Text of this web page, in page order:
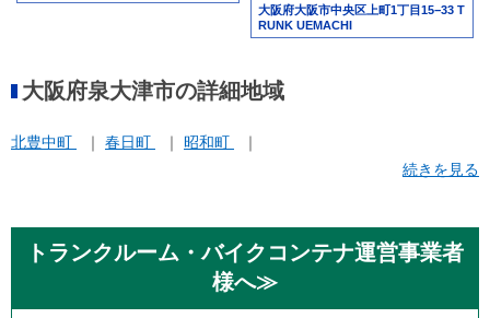
大阪府大阪市中央区上町1丁目15−33 T
RUNK UEMACHI
大阪府泉大津市の詳細地域
北豊中町 春日町
昭和町
続きを見る
トランクルーム・バイクコンテナ運営事業者
様へ≫